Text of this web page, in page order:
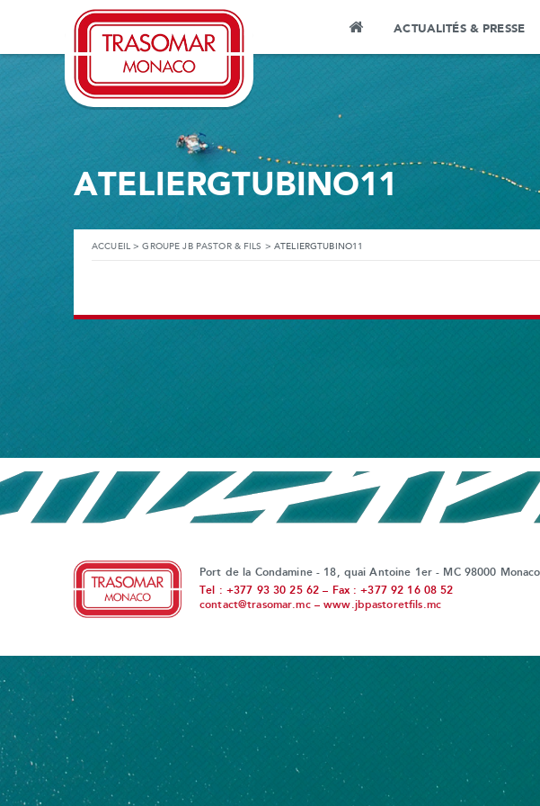
ACTUALITÉS & PRESSE
ATELIERGTUBINO11
ACCUEIL>GROUPE JB PASTOR & FILS >ATELIERGTUBINO11
Port de la Condamine - 18, quai Antoine 1er - MC 98000 Monaco
Tel : +377 93 30 25 62 – Fax : +377 92 16 08 52
contact@trasomar.mc–www.jbpastoretfils.mc